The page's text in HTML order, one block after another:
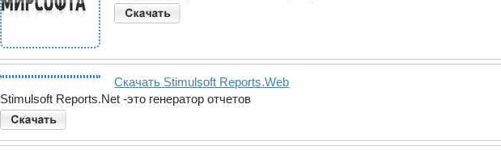
Скачать Stimulsoft Reports.Web
Stimulsoft Reports.Net -это генератор отчетов